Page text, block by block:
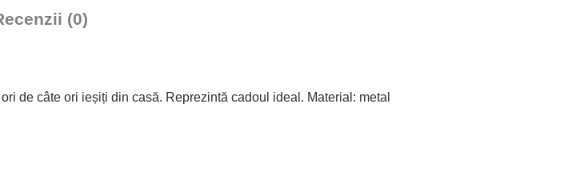
(0)
de câte ori ieșiți din casă. Reprezintă cadoul ideal. Material: metal